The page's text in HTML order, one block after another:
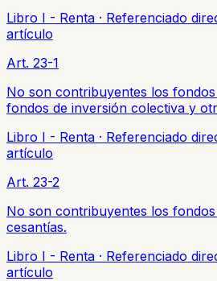
Libro I - Renta · Referenciado
artículo
Art. 23-1
No son contribuyentes los
fondos de inversión colectiva y
Libro I - Renta · Referenciado
artículo
Art. 23-2
No son contribuyentes los
cesantías.
Libro I - Renta · Referenciado
artículo